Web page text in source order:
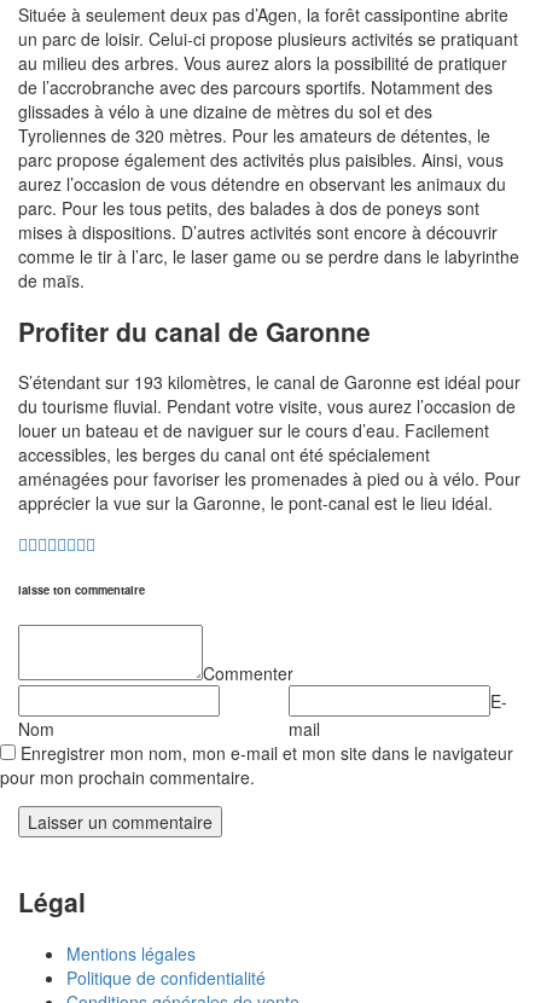
Située à seulement deux pas d’Agen, la forêt cassipontine abrite
un parc de loisir. Celui-ci propose plusieurs activités se pratiquant
au milieu des arbres. Vous aurez alors la possibilité de pratiquer
de l’accrobranche avec des parcours sportifs. Notamment des
glissades à vélo à une dizaine de mètres du sol et des
Tyroliennes de 320 mètres. Pour les amateurs de détentes, le
parc propose également des activités plus paisibles. Ainsi, vous
aurez l’occasion de vous détendre en observant les animaux du
parc. Pour les tous petits, des balades à dos de poneys sont
mises à dispositions. D’autres activités sont encore à découvrir
comme le tir à l’arc, le laser game ou se perdre dans le labyrinthe
de maïs.
Profiter du canal de Garonne
S’étendant sur 193 kilomètres, le canal de Garonne est idéal pour
du tourisme fluvial. Pendant votre visite, vous aurez l’occasion de
louer un bateau et de naviguer sur le cours d’eau. Facilement
accessibles, les berges du canal ont été spécialement
aménagées pour favoriser les promenades à pied ou à vélo. Pour
apprécier la vue sur la Garonne, le pont-canal est le lieu idéal.
laisse ton commentaire
Commenter
Nom
E-
mail
Enregistrer mon nom, mon e-mail et mon site dans le navigateur
pour mon prochain commentaire.
Légal
Mentions légales
Politique de confidentialité